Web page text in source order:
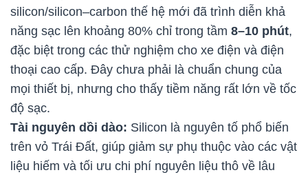
silicon/silicon–carbon thế hệ mới đã trình diễn khả
năng sạc lên khoảng 80% chỉ trong tầm 8–10 phút,
đặc biệt trong các thử nghiệm cho xe điện và điện
thoại cao cấp. Đây chưa phải là chuẩn chung của
mọi thiết bị, nhưng cho thấy tiềm năng rất lớn về tốc
độ sạc.
Tài nguyên dồi dào: Silicon là nguyên tố phổ biến
trên vỏ Trái Đất, giúp giảm sự phụ thuộc vào các vật
liệu hiếm và tối ưu chi phí nguyên liệu thô về lâu